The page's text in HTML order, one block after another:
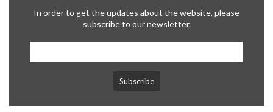
In order to get the updates about the website, please
subscribe to our newsletter.